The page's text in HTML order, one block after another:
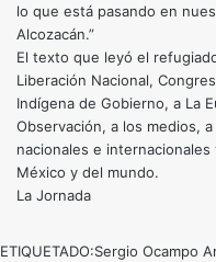
lo que está pasando en
Alcozacán.”
El texto que leyó el
Liberación Nacional,
Indígena de Gobierno, a La
Observación, a los medios,
nacionales e
México y del mundo.
La Jornada
ETIQUETADO:Sergio Ocampo